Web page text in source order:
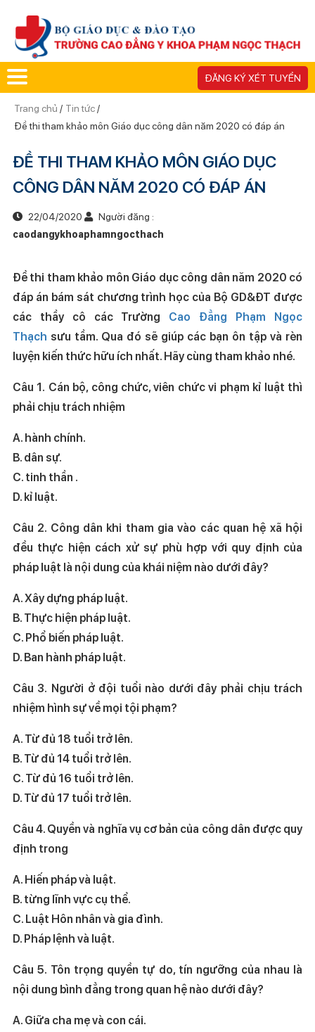
ĐĂNG KÝ XÉT TUYỂN
Trang chủ / Tin tức/
Đề thi tham khảo môn Giáo dục công dân năm 2020 có đáp án
ĐỀ THI THAM KHẢO MÔN GIÁO DỤC
CÔNG DÂN NĂM 2020 CÓ ĐÁP ÁN
22/04/2020
Người đăng :
caodangykhoaphamngocthach
Đề thi tham khảo môn Giáo dục công dân năm 2020 có
đáp án bám sát chương trình học của Bộ GD&ĐT được
các thầy cô các Trường Cao Đẳng Phạm Ngọc
Thạch sưu tầm. Qua đó sẽ giúp các bạn ôn tập và rèn
luyện kiến thức hữu ích nhất. Hãy cùng tham khảo nhé.
Câu 1. Cán bộ, công chức, viên chức vi phạm kỉ luật thì
phải chịu trách nhiệm
A. hành chính.
B. dân sự.
C. tinh thần .
D. kỉ luật.
Câu 2. Công dân khi tham gia vào các quan hệ xã hội
đều thực hiện cách xử sự phù hợp với quy định của
pháp luật là nội dung của khái niệm nào dưới đây?
A. Xây dựng pháp luật.
B. Thực hiện pháp luật.
C. Phổ biến pháp luật.
D. Ban hành pháp luật.
Câu 3. Người ở đội tuổi nào dưới đây phải chịu trách
nhiệm hình sự về mọi tội phạm?
A. Từ đủ 18 tuổi trở lên.
B. Từ đủ 14 tuổi trở lên.
C. Từ đủ 16 tuổi trở lên.
D. Từ đủ 17 tuổi trở lên.
Câu 4. Quyền và nghĩa vụ cơ bản của công dân được quy
định trong
A. Hiến pháp và luật.
B. từng lĩnh vực cụ thể.
C. Luật Hôn nhân và gia đình.
D. Pháp lệnh và luật.
Câu 5. Tôn trọng quyền tự do, tín ngưỡng của nhau là
nội dung bình đẳng trong quan hệ nào dưới đây?
A. Giữa cha mẹ và con cái.